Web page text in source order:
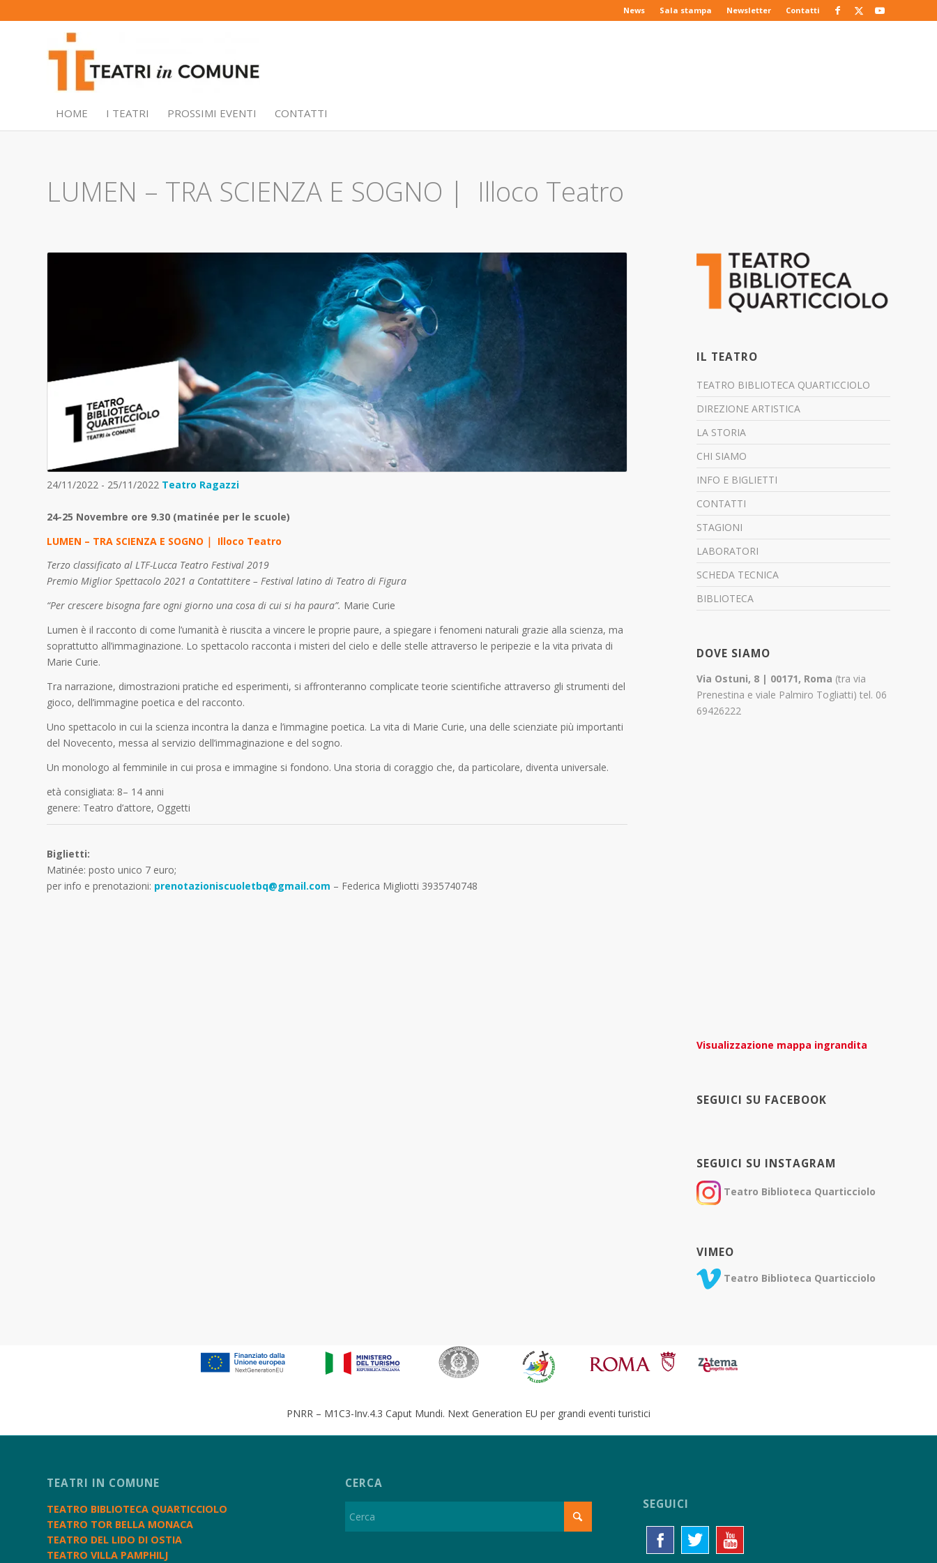
News Sala stampa Newsletter Contatti
HOME I TEATRI PROSSIMI EVENTI CONTATTI
LUMEN – TRA SCIENZA E SOGNO | Illoco Teatro
24/11/2022 - 25/11/2022 Teatro Ragazzi
24-25 Novembre ore 9.30 (matinée per le scuole)
LUMEN – TRA SCIENZA E SOGNO | Illoco Teatro
Terzo classificato al LTF-Lucca Teatro Festival 2019
Premio Miglior Spettacolo 2021 a Contattitere – Festival latino di Teatro di Figura
“Per crescere bisogna fare ogni giorno una cosa di cui si ha paura”. Marie Curie
Lumen è il racconto di come l’umanità è riuscita a vincere le proprie paure, a spiegare i fenomeni naturali grazie alla scienza, ma
soprattutto all’immaginazione. Lo spettacolo racconta i misteri del cielo e delle stelle attraverso le peripezie e la vita privata di
Marie Curie.
Tra narrazione, dimostrazioni pratiche ed esperimenti, si affronteranno complicate teorie scientifiche attraverso gli strumenti del
gioco, dell’immagine poetica e del racconto.
Uno spettacolo in cui la scienza incontra la danza e l’immagine poetica. La vita di Marie Curie, una delle scienziate più importanti
del Novecento, messa al servizio dell’immaginazione e del sogno.
Un monologo al femminile in cui prosa e immagine si fondono. Una storia di coraggio che, da particolare, diventa universale.
età consigliata: 8– 14 anni
genere: Teatro d’attore, Oggetti
Biglietti:
Matinée: posto unico 7 euro;
per info e prenotazioni: prenotazioniscuoletbq@gmail.com – Federica Migliotti 3935740748
IL TEATRO
TEATRO BIBLIOTECA QUARTICCIOLO
DIREZIONE ARTISTICA
LA STORIA
CHI SIAMO
INFO E BIGLIETTI
CONTATTI
STAGIONI
LABORATORI
SCHEDA TECNICA
BIBLIOTECA
DOVE SIAMO
Via Ostuni, 8 | 00171, Roma (tra via
Prenestina e viale Palmiro Togliatti) tel. 06
69426222
Visualizzazione mappa ingrandita
SEGUICI SU FACEBOOK
SEGUICI SU INSTAGRAM
Teatro Biblioteca Quarticciolo
VIMEO
Teatro Biblioteca Quarticciolo
PNRR – M1C3-Inv.4.3 Caput Mundi. Next Generation EU per grandi eventi turistici
TEATRI IN COMUNE
TEATRO BIBLIOTECA QUARTICCIOLO
TEATRO TOR BELLA MONACA
TEATRO DEL LIDO DI OSTIA
TEATRO VILLA PAMPHILJ
CERCA
SEGUICI